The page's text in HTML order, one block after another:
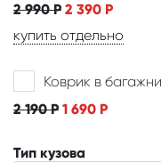
2 990Р 2 390 Р
купить отдельно
Коврик в
2 190Р 1 690 Р
Тип кузова